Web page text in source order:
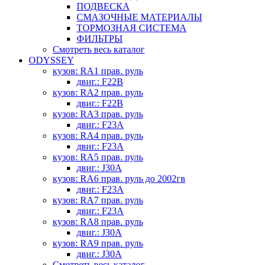
ПОДВЕСКА
СМАЗОЧНЫЕ МАТЕРИАЛЫ
ТОРМОЗНАЯ СИСТЕМА
ФИЛЬТРЫ
Смотреть весь каталог
ODYSSEY
кузов: RA1 прав. руль
двиг.: F22B
кузов: RA2 прав. руль
двиг.: F22B
кузов: RA3 прав. руль
двиг.: F23A
кузов: RA4 прав. руль
двиг.: F23A
кузов: RA5 прав. руль
двиг.: J30A
кузов: RA6 прав. руль до 2002гв
двиг.: F23A
кузов: RA7 прав. руль
двиг.: F23A
кузов: RA8 прав. руль
двиг.: J30A
кузов: RA9 прав. руль
двиг.: J30A